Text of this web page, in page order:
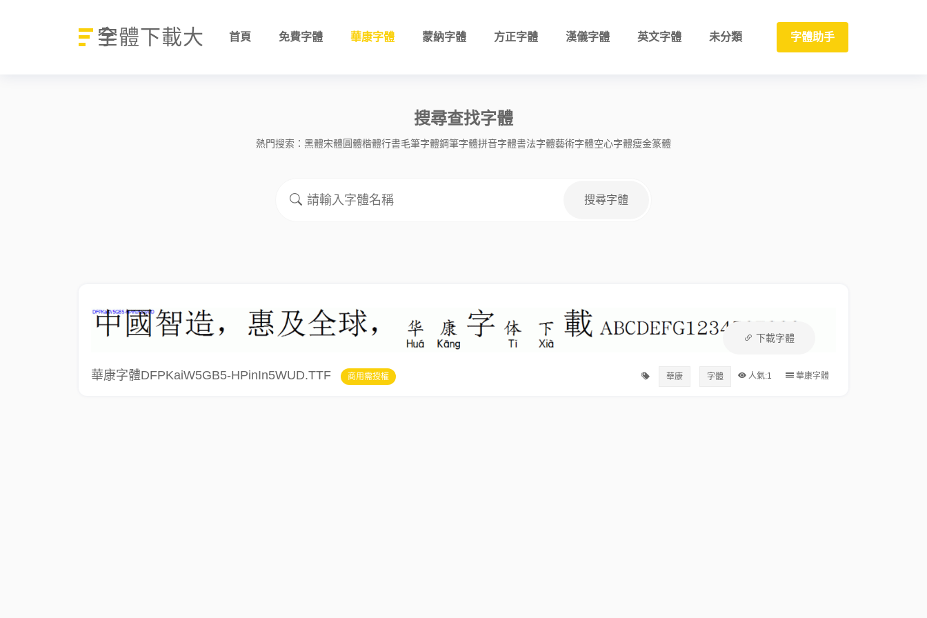
字體下載大全 首頁 免費字體 華康字體 蒙納字體 方正字體 漢儀字體 英文字體 未分類 字體助手
搜尋查找字體
熱門搜索： 黑體宋體圓體楷體行書毛筆字體鋼筆字體拼音字體書法字體藝術字體空心字體瘦金篆體
下載字體
華康字體DFPKaiW5GB5-HPinIn5WUD.TTF 商用需授權 華康字體
人氣:1
華康 字體